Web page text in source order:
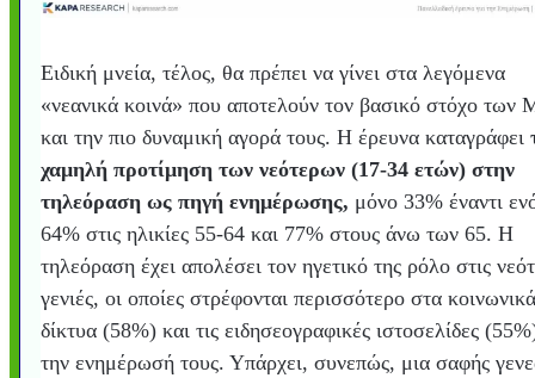
Ειδική μνεία, τέλος, θα πρέπει να γίνει στα λεγόμενα
«νεανικά κοινά» που αποτελούν τον βασικό στόχο
και την πιο δυναμική αγορά τους. Η έρευνα καταγράφει
χαμηλή προτίμηση των νεότερων (17-34 ετών) στην
τηλεόραση ως πηγή ενημέρωσης, μόνο 33% έναντι
64% στις ηλικίες 55-64 και 77% στους άνω των 65. Η
τηλεόραση έχει απολέσει τον ηγετικό της ρόλο στις
γενιές, οι οποίες στρέφονται περισσότερο στα κοινωνικά
δίκτυα (58%) και τις ειδησεογραφικές ιστοσελίδες
την ενημέρωσή τους. Υπάρχει, συνεπώς, μια σαφής